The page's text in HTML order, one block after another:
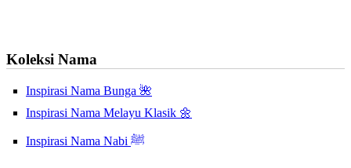
Koleksi Nama
Inspirasi Nama Bunga 🌺
Inspirasi Nama Melayu Klasik 🌼
Inspirasi Nama Nabi ﷺ